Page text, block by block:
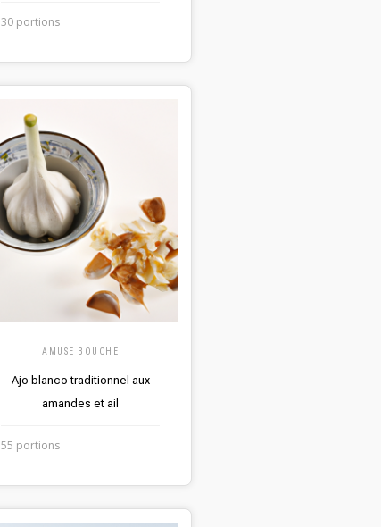
30 portions
AMUSE BOUCHE
Ajo blanco traditionnel aux
amandes et ail
55 portions